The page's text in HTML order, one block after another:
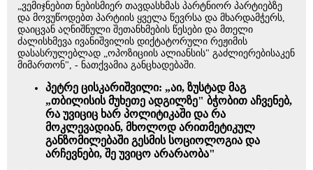
„ვემიჯნებით ნებისმიერ თავდასხმას პარტნიორ პარტიებზე
და მოვუწოდებთ პარტიის ყველა წევრსა და მხარდამჭერს,
დაიცვან აღნიშნული შეთანხმების წესები და მთელი
ძალისხმევა ივანიშვილის დიქტატორული რეჟიმის
დასასრულებლად „ოპოზიციის ალიანსის" გაძლიერებისაკენ
მიმართონ", - ნათქვამია განცხადებაში.
პეტრე ცისკარიშვილი: „აი, ზუსტად მაგ
„თბილისის მუხეთე ადგილზე" ბჭობით აჩვენებ,
რა უვიციც ხარ პოლიტიკაში და რა
მოკლევადიან, მხოლოდ არითმეტიკულ
განზომილებაში გესმის სოციოლოგია და
არჩევნები, შე უვიცო არარაობა"